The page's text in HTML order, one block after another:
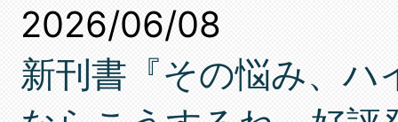
2026/06/08
新刊書『その悩み、ハ